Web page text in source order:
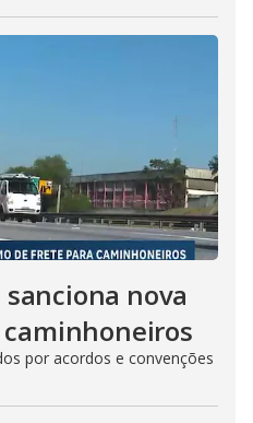
nova
por acordos e convenções